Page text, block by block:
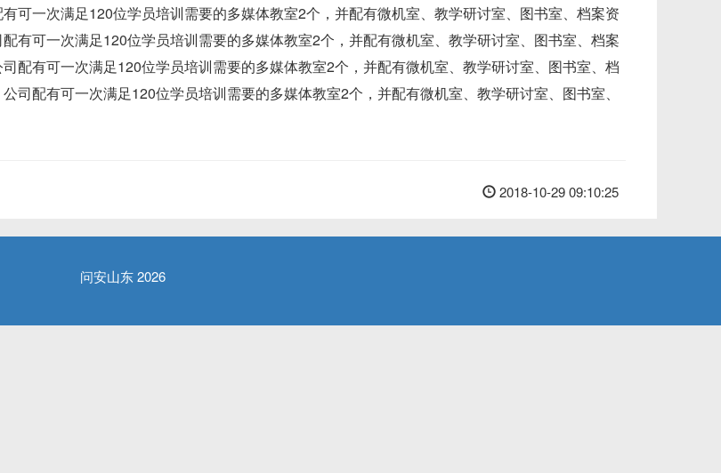
可一次满足120位学员培训需要的多媒体教室2个，并配有微机室、教学研讨室、图书室、档案资
有可一次满足120位学员培训需要的多媒体教室2个，并配有微机室、教学研讨室、图书室、档案
配有可一次满足120位学员培训需要的多媒体教室2个，并配有微机室、教学研讨室、图书室、档
司配有可一次满足120位学员培训需要的多媒体教室2个，并配有微机室、教学研讨室、图书室、
2018-10-29 09:10:25
问安山东 2026